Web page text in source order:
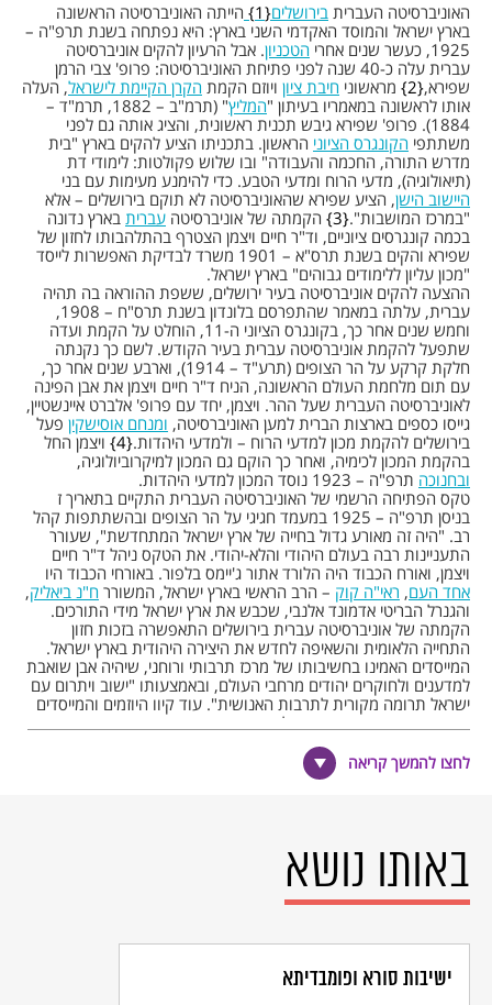
האוניברסיטה העברית בירושלים 1 הייתה האוניברסיטה הראשונה
בארץ ישראל והמוסד האקדמי השני בארץ: היא נפתחה בשנת תרפ"ה –
1925, כעשר שנים אחרי
הטכניון. אבל הרעיון להקים אוניברסיטה
עברית עלה כ-40 שנה לפני פתיחת האוניברסיטה: פרופ' צבי הרמן
שפירא, 2 מראשוני חיבת ציון ויוזם הקמת הקרן הקיימת לישראל, העלה
אותו לראשונה במאמריו בעיתון "המליץ
" (תרמ"ב – 1882, תרמ"ד –
1884). פרופ' שפירא גיבש תכנית ראשונית, והציג אותה גם לפני
משתתפי הקונגרס הציוני הראשון. בתכניתו הציע להקים בארץ "בית
מדרש התורה, החכמה והעבודה" ובו שלוש פקולטות: לימודי דת
(תיאולוגיה), מדעי הרוח ומדעי הטבע. כדי להימנע מעימות עם בני
היישוב הישן, הציע שפירא שהאוניברסיטה לא תוקם בירושלים – אלא
"במרכז המושבות". 3 הקמתה של אוניברסיטה עברית בארץ נדונה
בכמה קונגרסים ציוניים, וד"ר חיים ויצמן הצטרף בהתלהבותו לחזון של
שפירא והקים בשנת תרס"א – 1901 משרד לבדיקת האפשרות לייסד
"מכון עליון ללימודים גבוהים" בארץ ישראל.
ההצעה להקים אוניברסיטה בעיר ירושלים, ששפת ההוראה בה תהיה
עברית, עלתה במאמר שהתפרסם בלונדון בשנת תרס"ח – 1908,
וחמש שנים אחר כך, בקונגרס הציוני ה-11, הוחלט על הקמת ועדה
שתפעל להקמת אוניברסיטה עברית בעיר הקודש. לשם כך נקנתה
חלקת קרקע על הר הצופים (תרע"ד – 1914), וארבע שנים אחר כך,
עם תום מלחמת העולם הראשונה, הניח ד"ר חיים ויצמן את אבן הפינה
לאוניברסיטה העברית שעל ההר. ויצמן, יחד עם פרופ' אלברט איינשטיין,
גייסו כספים בארצות הברית למען האוניברסיטה, ומנחם אוסישקין פעל
בירושלים להקמת מכון למדעי הרוח – ולמדעי היהדות. 4 ויצמן החל
בהקמת המכון לכימיה, ואחר כך הוקם גם המכון למיקרוביולוגיה,
ובחנוכה תרפ"ה – 1923 נוסד המכון למדעי היהדות.
טקס הפתיחה הרשמי של האוניברסיטה העברית התקיים בתאריך ז
בניסן תרפ"ה – 1925 במעמד חגיגי על הר הצופים ובהשתתפות קהל
רב. "היה זה מאורע גדול בחייה של ארץ ישראל המתחדשת", שעורר
התעניינות רבה בעולם היהודי והלא-יהודי. את הטקס ניהל ד"ר חיים
ויצמן, ואורח הכבוד היה הלורד אתור ג'יימס בלפור. באורחי הכבוד היו
אחד העם, ראי"ה קוק – הרב הראשי בארץ ישראל, המשורר ח"נ ביאליק,
והגנרל הבריטי אדמונד אלנבי, שכבש את ארץ ישראל מידי התורכים.
הקמתה של אוניברסיטה עברית בירושלים התאפשרה בזכות חזון
התחייה הלאומית והשאיפה לחדש את היצירה היהודית בארץ ישראל.
המייסדים האמינו בחשיבותו של מרכז תרבותי ורוחני, שיהיה אבן שואבת
למדענים ולחוקרים יהודים מרחבי העולם, ובאמצעותו "ישוב ויתרום עם
ישראל תרומה מקורית לתרבות האנושית". עוד קיוו היוזמים והמייסדים
כי האוניברסיטה תציע פתרון לנוער יהודי בתפוצות, בעיקר במזרח
אירופה, שמוסדות ההשכלה הגבוהה היו חסומים בפניו, ותסייע
להתפתחות החינוך והתרבות של היישוב היהודי בארץ.
בשנת תרפ"ח – 1928 פעלה באוניברסיטה העברית בירושלים
ראשונים. באותה שנה החלו גם הלימודים לקראת התואר "מוסמך למדעי
הטבע", ובשנת תרפ"ה – 1935 נפתחה הפקולטה למדעי הטבע.
התואר השלישי – ד"רלפילוסופיה
1936. ובעקבות עליית היטלר לשלטון הגיעו לאוניברסיטה מרצים
ההורמונים ורדיוביולוגיה, וכן מעבדות לחקר הסרטן. גם למדעי הרוח
והיהדות הצטרפו מלומדים חדשים, וגדל מספרם של הסטודנטים שעלו
מארצות מרכז אירופה.
לחצו להמשך קריאה
באותו נושא
ישיבות סורא ופומבדיתא